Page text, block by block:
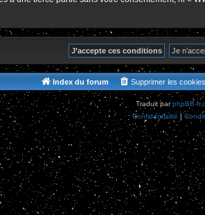
Index du forum Supprimer les cookies
Traduit parphpBB-
Confidentialité |